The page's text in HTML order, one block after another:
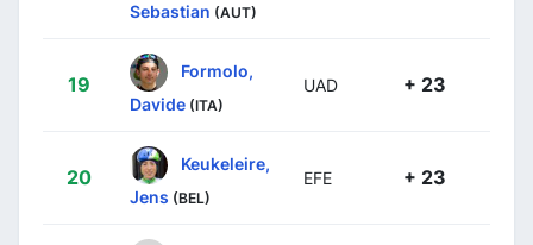
Sebastian (AUT)
19
Formolo,
Davide (ITA)
UAD + 23
20
Keukeleire,
Jens (BEL)
EFE + 23